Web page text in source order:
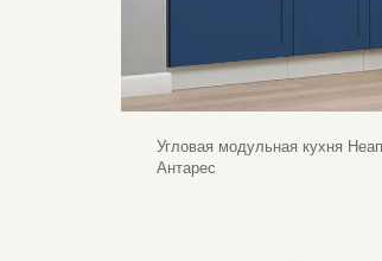
Угловая модульная кухня
Антарес